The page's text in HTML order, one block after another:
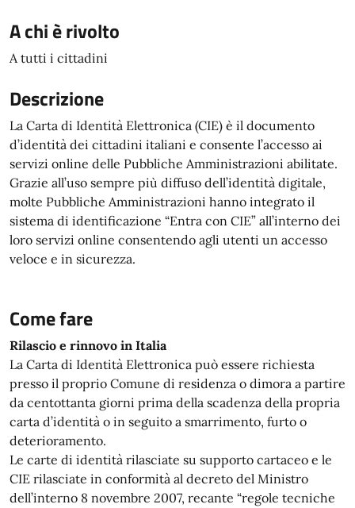
A chi è rivolto
A tutti i cittadini
Descrizione
La Carta di Identità Elettronica (CIE) è il documento
d’identità dei cittadini italiani e consente l’accesso ai
servizi online delle Pubbliche Amministrazioni abilitate.
Grazie all’uso sempre più diffuso dell’identità digitale,
molte Pubbliche Amministrazioni hanno integrato il
sistema di identificazione “Entra con CIE” all’interno dei
loro servizi online consentendo agli utenti un accesso
veloce e in sicurezza.
Come fare
Rilascio e rinnovo in Italia
La Carta di Identità Elettronica può essere richiesta
presso il proprio Comune di residenza o dimora a partire
da centottanta giorni prima della scadenza della propria
carta d’identità o in seguito a smarrimento, furto o
deterioramento.
Le carte di identità rilasciate su supporto cartaceo e le
CIE rilasciate in conformità al decreto del Ministro
dell’interno 8 novembre 2007, recante “regole tecniche